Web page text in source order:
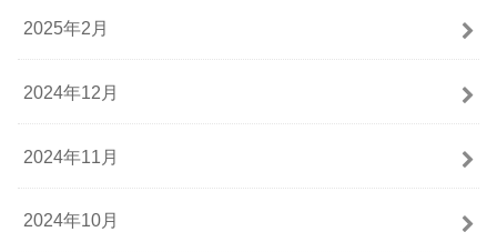
2025年2月
2024年12月
2024年11月
2024年10月